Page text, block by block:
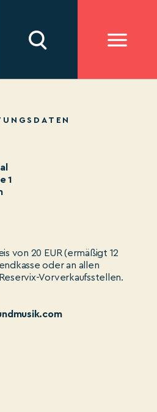
1
von 20 EUR (ermäßigt 12
oder an allen
Vorverkaufsstellen.